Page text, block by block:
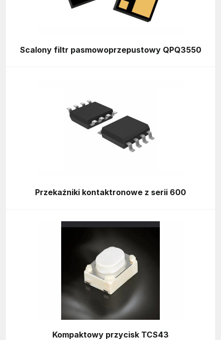
Scalony filtr pasmowoprzepustowy QPQ3550
Przekaźniki kontaktronowe z serii 600
Kompaktowy przycisk TCS43